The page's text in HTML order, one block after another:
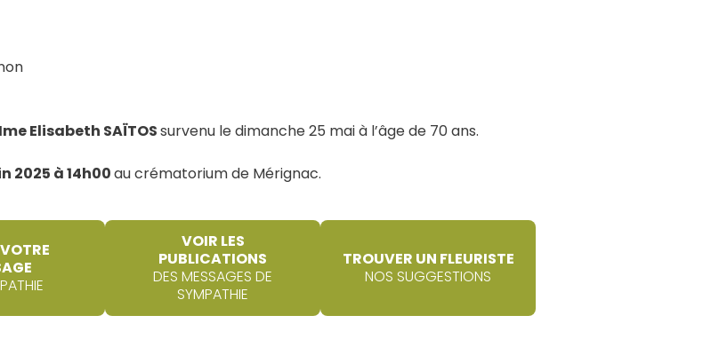
Elisabeth SAÏTOSsurvenu le dimanche 25 mai à l’âge de 70 ans.
2025 à 14h00au crématorium de Mérignac.
VOIR LES
PUBLICATIONS
DES MESSAGES DE
SYMPATHIE
TROUVER UN FLEURISTE
NOS SUGGESTIONS